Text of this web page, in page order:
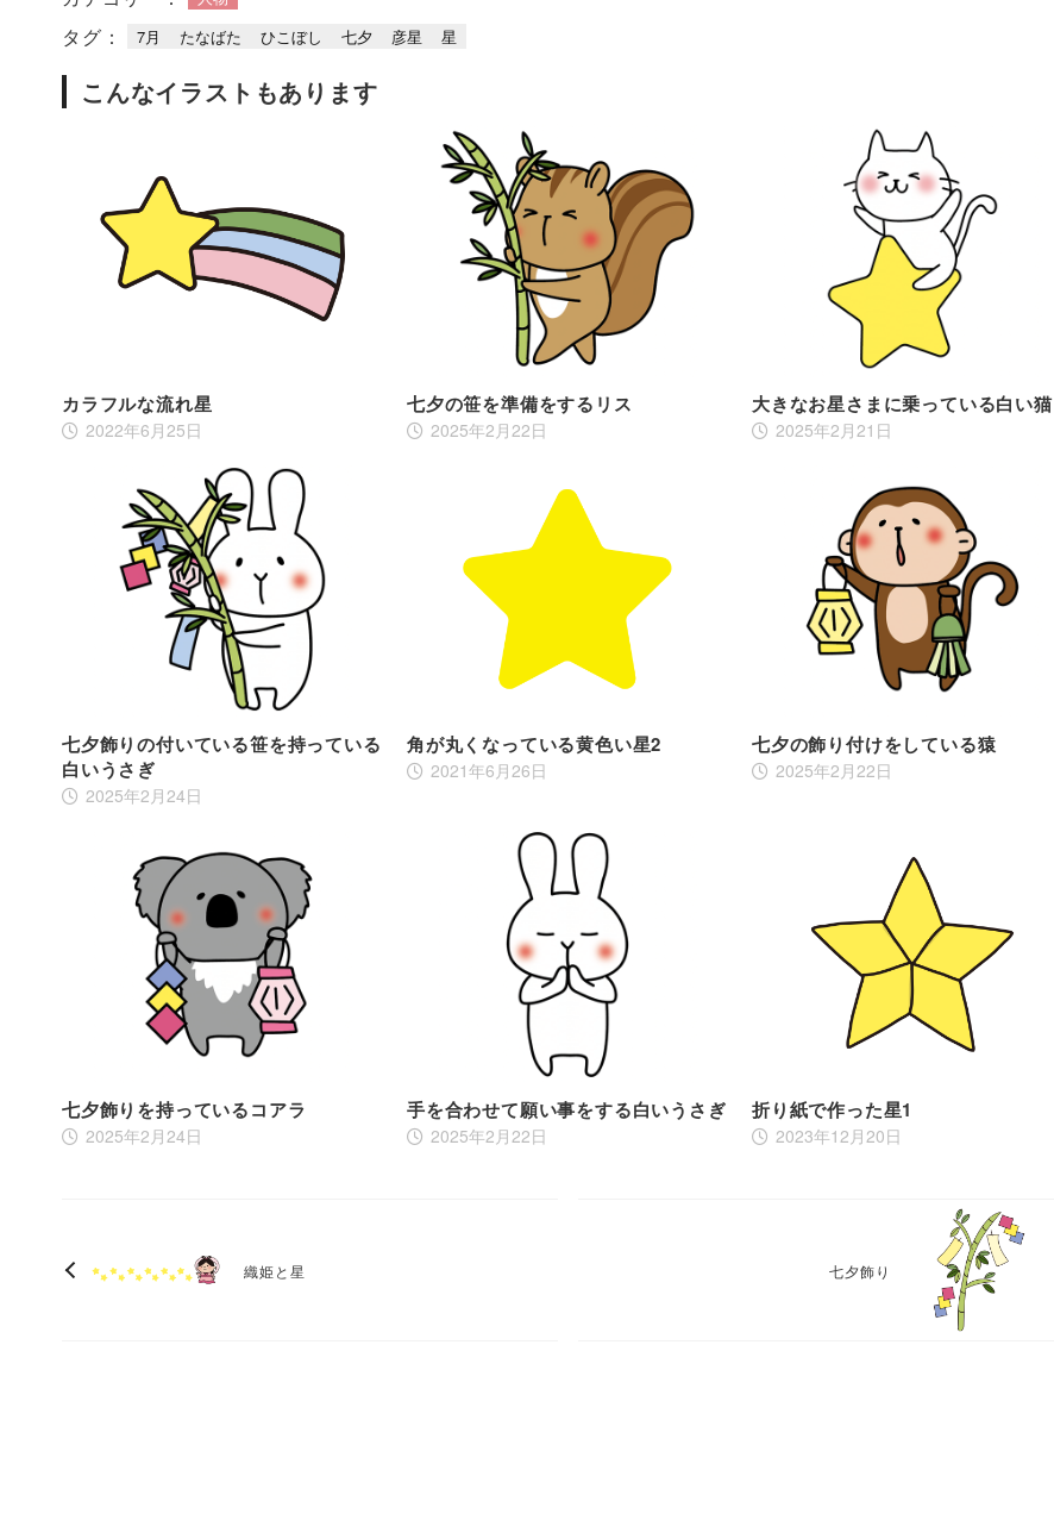
タグ： 7月 たなばた ひこぼし 七夕 彦星 星
こんなイラストもあります
カラフルな流れ星
2022年6月25日
七夕の笹を準備をするリス
2025年2月22日
大きなお星さまに乗っている白い猫
2025年2月21日
七夕飾りの付いている笹を持っている
白いうさぎ
2025年2月24日
角が丸くなっている黄色い星2
2021年6月26日
七夕の飾り付けをしている猿
2025年2月22日
七夕飾りを持っているコアラ
2025年2月24日
手を合わせて願い事をする白いうさぎ
2025年2月22日
折り紙で作った星1
2023年12月20日
織姫と星 七夕飾り